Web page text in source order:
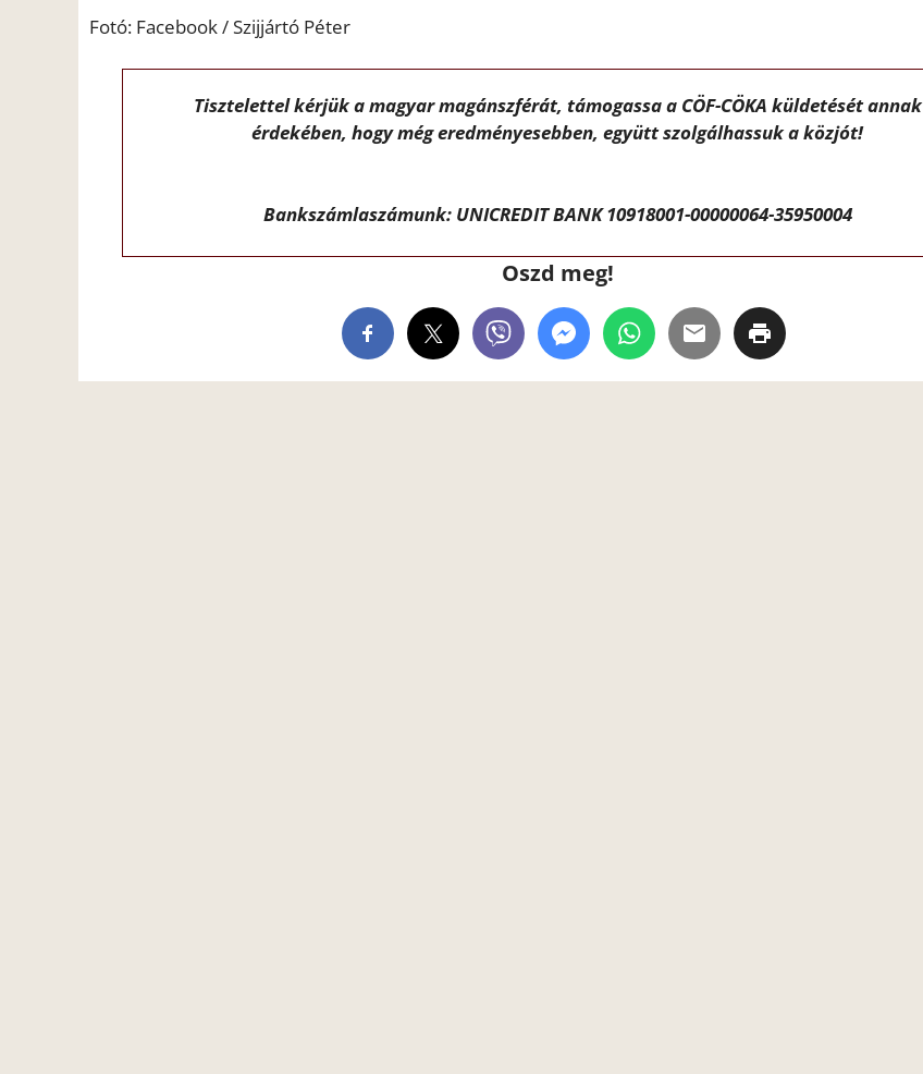
Fotó: Facebook / Szijjártó Péter
Tisztelettel kérjük a magyar magánszférát, támogassa a CÖF-CÖKA küldetését annak
érdekében, hogy még eredményesebben, együtt szolgálhassuk a közjót!
Bankszámlaszámunk: UNICREDIT BANK 10918001-00000064-35950004
Oszd meg!